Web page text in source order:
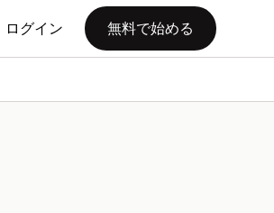
ログイン 無料で始める